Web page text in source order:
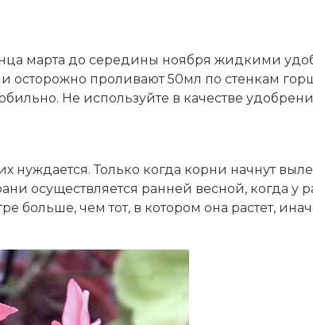
марта до середины ноября жидкими
осторожно проливают 50мл по стенкам
Не используйте в качестве
нуждается. Только когда корни начнут
осуществляется ранней весной, когда у
больше, чем тот, в котором она растет,